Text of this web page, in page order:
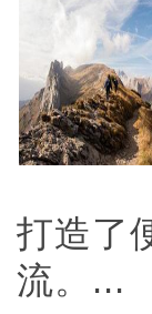
打造了
流。...